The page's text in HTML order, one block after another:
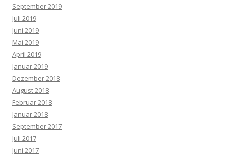
September 2019
Juli 2019
Juni 2019
Mai 2019
April 2019
Januar 2019
Dezember 2018
August 2018
Februar 2018
Januar 2018
September 2017
Juli 2017
Juni 2017